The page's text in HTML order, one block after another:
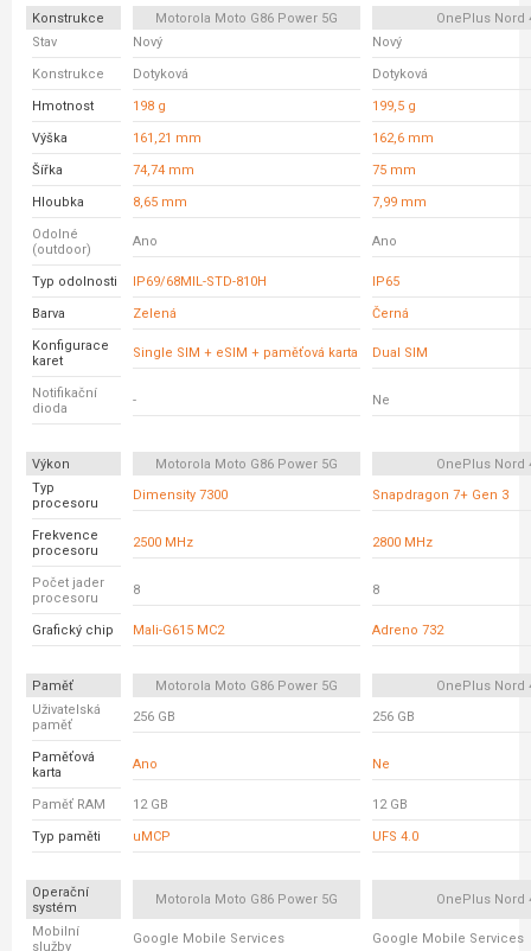
Konstrukce Motorola Moto G86 Power 5G
OnePlus Nord
Stav
Nový Nový
Konstrukce Dotyková Dotyková
Hmotnost 198 g 199,5 g
Výška 161,21 mm 162,6 mm
Šířka 74,74 mm 75 mm
Hloubka 8,65 mm 7,99 mm
Odolné
(outdoor)
Ano Ano
Typ odolnosti IP69/68MIL-STD-810H IP65
Barva Zelená Černá
Konfigurace
karet
Single SIM + eSIM + paměťová karta Dual SIM
Notifikační
dioda
- Ne
Výkon Motorola Moto G86 Power 5G
OnePlus Nord
Typ
procesoru
Dimensity 7300 Snapdragon 7+ Gen 3
Frekvence
procesoru
2500 MHz 2800 MHz
Počet jader
procesoru
8 8
Grafický chip Mali-G615 MC2 Adreno 732
Paměť Motorola Moto G86 Power 5G
OnePlus Nord
Uživatelská
paměť
256 GB 256 GB
Paměťová
karta
Ano Ne
Paměť RAM 12 GB 12 GB
Typ paměti uMCP UFS 4.0
Operační
systém
Motorola Moto G86 Power 5G OnePlus Nord
Mobilní
služby
Google Mobile Services Google Mobile Services